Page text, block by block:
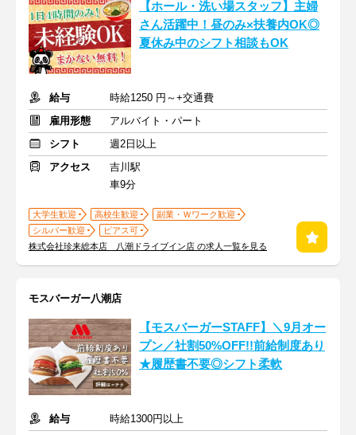
【ホール・洗い場スタッフ】主婦
さん活躍中！昼のみ×扶養内OK◎
夏休み中のシフト相談もOK
給与
時給1250 円～+交通費
雇用形態
アルバイト・パート
シフト
週2日以上
アクセス
吉川駅
車9分
大学生歓迎 高校生歓迎
副業・Ｗワーク歓迎
シルバー歓迎
ピアス可
株式会社珍来総本店 八潮ドライブイン店 の求人一覧を見る
モスバーガー八潮店
【モスバーガーSTAFF】＼9月オー
プン／社割50%OFF!!前給制度あり
★履歴書不要◎シフト柔軟
給与
時給1300円以上